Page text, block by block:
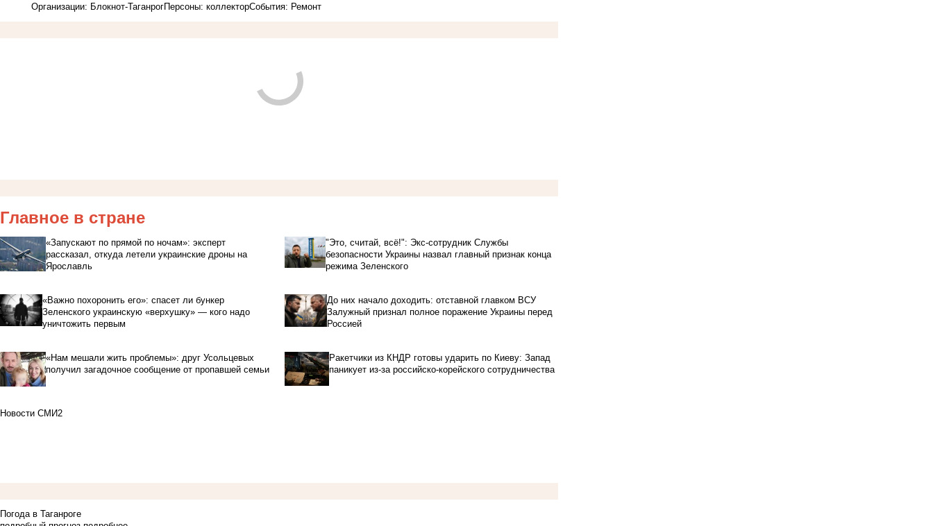
Организации: Блокнот-ТаганрогПерсоны: коллекторСобытия: Ремонт
Главное в стране
«Запускают по прямой по ночам»: эксперт
рассказал, откуда летели украинские дроны на
Ярославль
"Это, считай, всё!": Экс-сотрудник Службы
безопасности Украины назвал главный признак конца
режима Зеленского
«Важно похоронить его»: спасет ли бункер
Зеленского украинскую «верхушку» — кого надо
уничтожить первым
До них начало доходить: отставной главком ВСУ
Залужный признал полное поражение Украины перед
Россией
«Нам мешали жить проблемы»: друг Усольцевых
получил загадочное сообщение от пропавшей семьи
Ракетчики из КНДР готовы ударить по Киеву: Запад
паникует из-за российско-корейского сотрудничества
Новости СМИ2
Погода в Таганроге